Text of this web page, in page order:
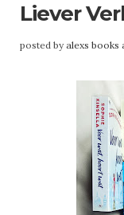
Liever
posted byalexs books